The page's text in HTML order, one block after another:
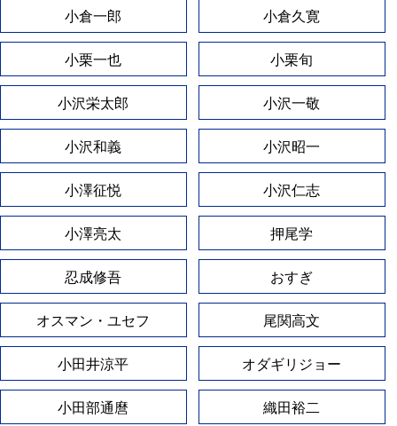
小倉一郎 小倉久寛
小栗一也 小栗旬
小沢栄太郎 小沢一敬
小沢和義 小沢昭一
小澤征悦 小沢仁志
小澤亮太 押尾学
忍成修吾 おすぎ
オスマン・ユセフ 尾関高文
小田井涼平 オダギリジョー
小田部通麿 織田裕二